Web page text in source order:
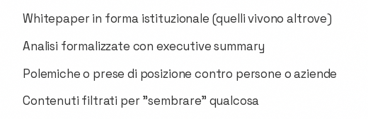
Whitepaper in forma istituzionale (quelli vivono altrove)
Analisi formalizzate con executive summary
Polemiche o prese di posizione contro persone o aziende
Contenuti filtrati per "sembrare" qualcosa